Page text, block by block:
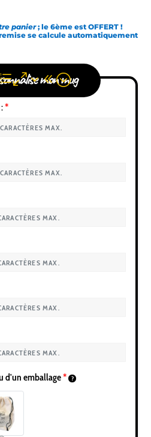
panier; le 6ème est OFFERT !
remise se calcule automatiquement
mon mug
*
d'un emballage*